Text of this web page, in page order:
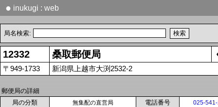
● inukugi : web
局名検索:
12332 桑取郵便局
〒949-1733 新潟県上越市大渕2532-2
郵便局の詳細
局の分類
無集配の直営局 電話番号 025-